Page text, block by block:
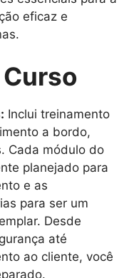
eficaz e
Inclui treinamento
a bordo,
Cada módulo do
planejado para
e as
para ser um
Desde
até
ao cliente, você